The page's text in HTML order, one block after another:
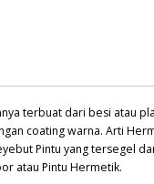
terbuat dari besi atau
coating warna. Arti
Pintu yang tersegel
atau Pintu Hermetik.